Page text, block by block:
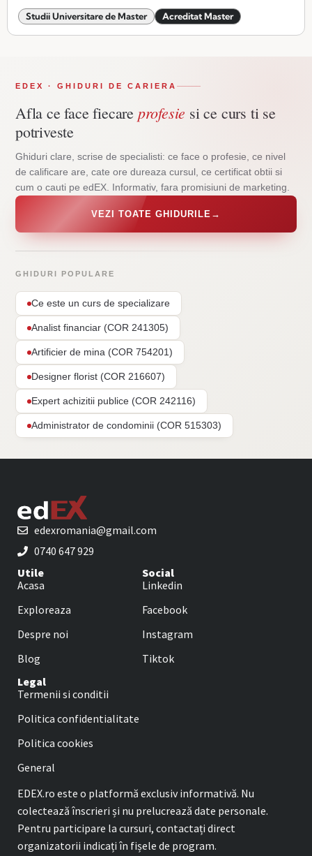
Studii Universitare de Master Acreditat Master
EDEX · GHIDURI DE CARIERA
Afla ce face fiecare profesie si ce curs ti se
potriveste
Ghiduri clare, scrise de specialisti: ce face o profesie, ce nivel
de calificare are, cate ore dureaza cursul, ce certificat obtii si
cum o cauti pe edEX. Informativ, fara promisiuni de marketing.
VEZI TOATE GHIDURILE →
GHIDURI POPULARE
Ce este un curs de specializare
Analist financiar (COR 241305)
Artificier de mina (COR 754201)
Designer florist (COR 216607)
Expert achizitii publice (COR 242116)
Administrator de condominii (COR 515303)
edexromania@gmail.com
0740 647 929
Utile
Acasa
Exploreaza
Despre noi
Blog
Social
Linkedin
Facebook
Instagram
Tiktok
Legal
Termenii si conditii
Politica confidentialitate
Politica cookies
General
EDEX.ro este o platformă exclusiv informativă. Nu
colectează înscrieri și nu prelucrează date personale.
Pentru participare la cursuri, contactați direct
organizatorii indicați în fișele de program.